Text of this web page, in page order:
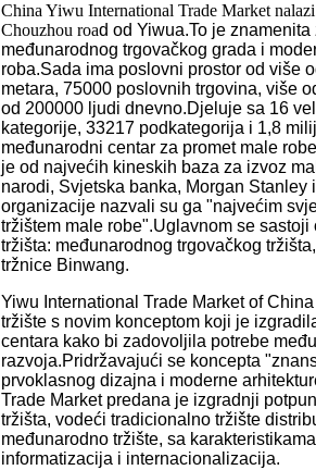
China Yiwu International Trade Market
Chouzhou road od Yiwua.To je
međunarodnog trgovačkog grada i
roba.Sada ima poslovni prostor od više
metara, 75000 poslovnih trgovina, više
od 200000 ljudi dnevno.Djeluje sa 16
kategorije, 33217 podkategorija i 1,8
međunarodni centar za promet male
je od najvećih kineskih baza za izvoz
narodi, Svjetska banka, Morgan Stanley
organizacije nazvali su ga "najvećim
tržištem male robe".Uglavnom se
tržišta: međunarodnog trgovačkog
tržnice Binwang.
Yiwu International Trade Market of
tržište s novim konceptom koji je
centara kako bi zadovoljila potrebe
razvoja.Pridržavajući se koncepta
prvoklasnog dizajna i moderne
Trade Market predana je izgradnji
tržišta, vodeći tradicionalno tržište
međunarodno tržište, sa
informatizacija i internacionalizacija.